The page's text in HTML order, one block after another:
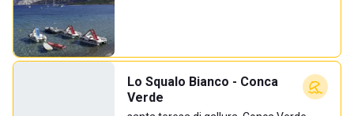
Lo Squalo Bianco - Conca
Verde